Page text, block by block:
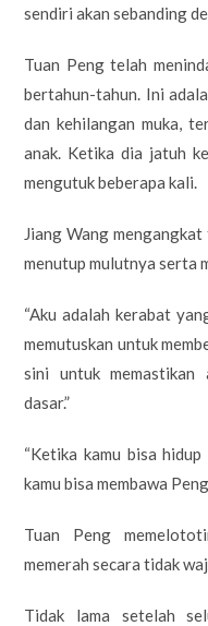
sendiri akan sebanding
Tuan Peng telah
bertahun-tahun. Ini
dan kehilangan muka,
anak. Ketika dia jatuh
mengutuk beberapa kali.
Jiang Wang
menutup mulutnya serta
“Aku adalah kerabat
memutuskan untuk
sini untuk memastikan
dasar.”
“Ketika kamu bisa
kamu bisa membawa
Tuan Peng
memerah secara tidak
Tidak lama setelah